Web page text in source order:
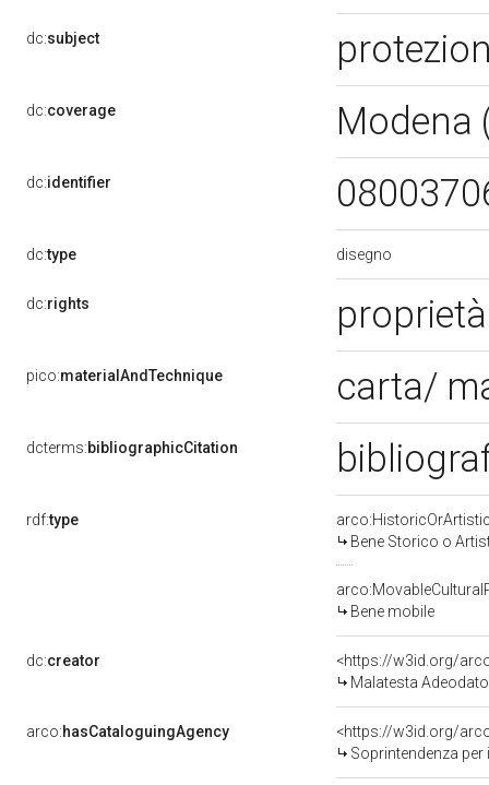
dc:subject
dc:coverage Modena
dc:identifier
dc:type disegno
dc:rights
pico:materialAndTechnique carta/
dcterms:bibliographicCitation
rdf:type
Bene Storico o
Bene mobile
dc:creator
<https://w3id.org/
Malatesta
arco:hasCataloguingAgency
<https://w3id.org/
Soprintendenza per